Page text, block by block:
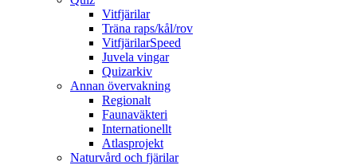
Vitfjärilar
Träna raps/kål/rov
VitfjärilarSpeed
Juvela vingar
Quizarkiv
Annan övervakning
Regionalt
Faunaväkteri
Internationellt
Atlasprojekt
Naturvård och fjärilar